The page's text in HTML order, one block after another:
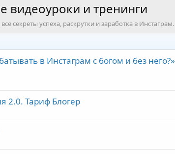
видеоуроки и тренинги
секреты успеха, раскрутки и заработка в Инстаграм.
в Инстаграм с богом и без него?»
2.0. Тариф Блогер